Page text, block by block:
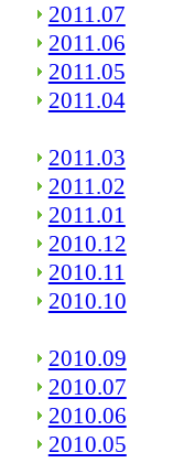
2011.07
2011.06
2011.05
2011.04
2011.03
2011.02
2011.01
2010.12
2010.11
2010.10
2010.09
2010.07
2010.06
2010.05